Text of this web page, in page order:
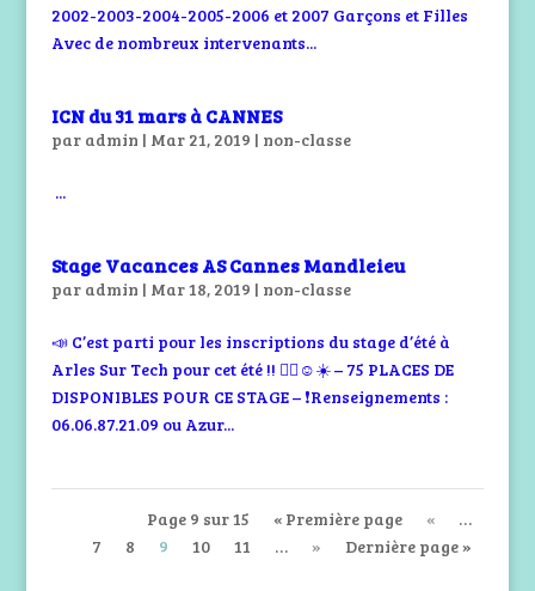
2002-2003-2004-2005-2006 et 2007 Garçons et Filles
Avec de nombreux intervenants...
ICN du 31 mars à CANNES
par admin | Mar 21, 2019 | non-classe
...
Stage Vacances AS Cannes Mandleieu
par admin | Mar 18, 2019 | non-classe
📣 C’est parti pour les inscriptions du stage d’été à
Arles Sur Tech pour cet été !! 🤾‍♀️☺️☀️ – 75 PLACES DE
DISPONIBLES POUR CE STAGE – ❗️Renseignements :
06.06.87.21.09 ou Azur...
Page 9 sur 15 « Première page «
…
7
8 9 10 11 … » Dernière page »